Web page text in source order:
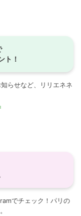
ト！
らせなど、リリエネネ
でチェック！パリの